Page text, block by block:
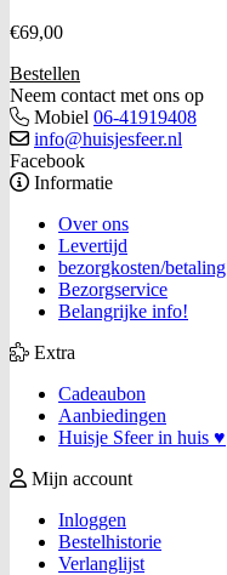
€69,00
Bestellen
Neem contact met ons op
Mobiel 06-41919408
info@huisjesfeer.nl
Facebook
Informatie
Over ons
Levertijd
bezorgkosten/betaling
Bezorgservice
Belangrijke info!
Extra
Cadeaubon
Aanbiedingen
Huisje Sfeer in huis ♥
Mijn account
Inloggen
Bestelhistorie
Verlanglijst